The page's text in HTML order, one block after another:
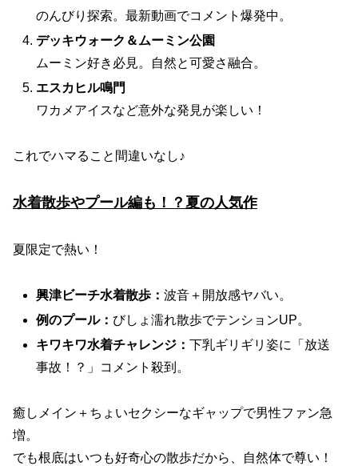
のんびり探索。最新動画でコメント爆発中。
デッキウォーク＆ムーミン公園
ムーミン好き必見。自然と可愛さ融合。
エスカヒル鳴門
ワカメアイスなど意外な発見が楽しい！
これでハマること間違いなし♪
水着散歩やプール編も！？夏の人気作
夏限定で熱い！
興津ビーチ水着散歩：波音＋開放感ヤバい。
例のプール： びしょ濡れ散歩でテンションUP。
キワキワ水着チャレンジ：下乳ギリギリ姿に「放送
事故！？」コメント殺到。
癒しメイン＋ちょいセクシーなギャップで男性ファン急
増。
でも根底はいつも好奇心の散歩だから、自然体で尊い！